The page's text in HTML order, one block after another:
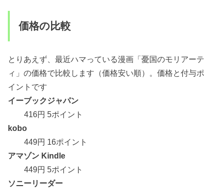
価格の比較
とりあえず、最近ハマっている漫画「憂国のモリアーテ
ィ」の価格で比較します（価格安い順）。価格と付与ポ
イントです
イーブックジャパン
416円 5ポイント
kobo
449円 16ポイント
アマゾン Kindle
449円 5ポイント
ソニーリーダー